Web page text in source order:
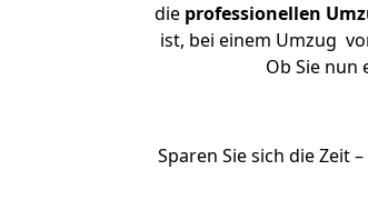
die professionellen
ist, bei einem Umzug
Ob Sie nun
Sparen Sie sich die Zeit